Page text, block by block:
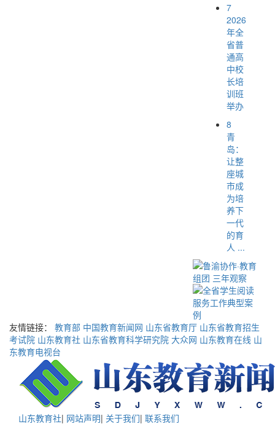
7
2026
年全
省普
通高
中校
长培
训班
举办
8
青
岛：
让整
座城
市成
为培
养下
一代
的育
人 ...
友情链接： 教育部 中国教育新闻网 山东省教育厅 山东省教育招生
考试院 山东教育社 山东省教育科学研究院 大众网 山东教育在线 山
东教育电视台
山东教育社| 网站声明| 关于我们| 联系我们